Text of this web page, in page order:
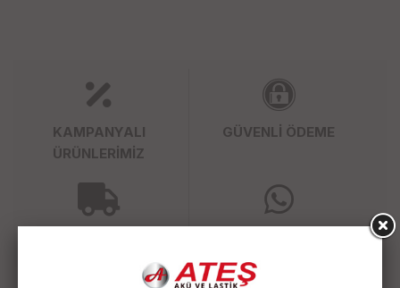
KAMPANYALI
ÜRÜNLERİMİZ
GÜVENLİ ÖDEME